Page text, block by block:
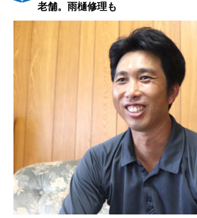
老舗。雨樋修理も